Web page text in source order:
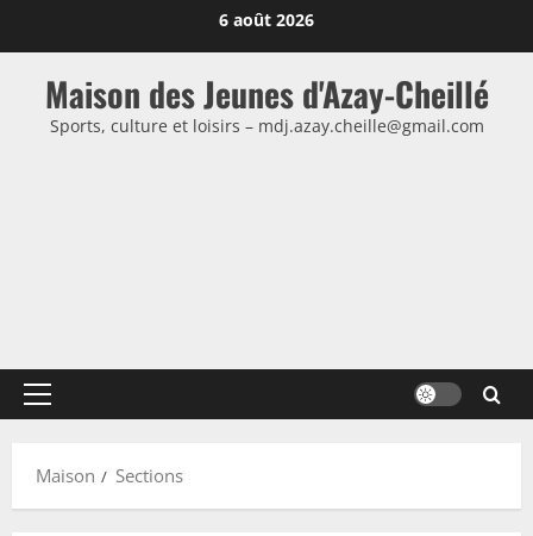
au
contenu
6 août 2026
Maison des Jeunes d'Azay-Cheillé
Sports, culture et loisirs – mdj.azay.cheille@gmail.com
Menu
Maison
Sections